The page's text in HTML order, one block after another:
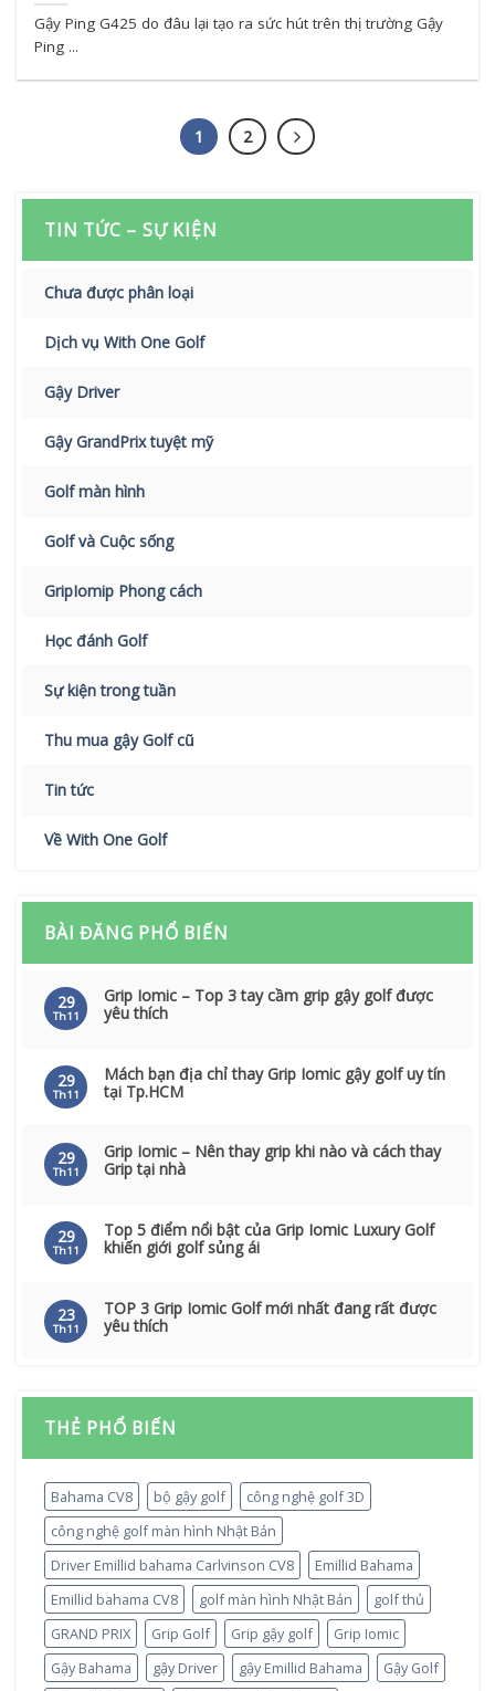
Gậy Ping G425 do đâu lại tạo ra sức hút trên thị trường Gậy
Ping ...
1 2
TIN TỨC – SỰ KIỆN
Chưa được phân loại
Dịch vụ With One Golf
Gậy Driver
Gậy GrandPrix tuyệt mỹ
Golf màn hình
Golf và Cuộc sống
GripIomip Phong cách
Học đánh Golf
Sự kiện trong tuần
Thu mua gậy Golf cũ
Tin tức
Về With One Golf
BÀI ĐĂNG PHỔ BIẾN
29
Th11
Grip Iomic – Top 3 tay cầm grip gậy golf được
yêu thích
29
Th11
Mách bạn địa chỉ thay Grip Iomic gậy golf uy tín
tại Tp.HCM
29
Th11
Grip Iomic – Nên thay grip khi nào và cách thay
Grip tại nhà
29
Th11
Top 5 điểm nổi bật của Grip Iomic Luxury Golf
khiến giới golf sủng ái
23
Th11
TOP 3 Grip Iomic Golf mới nhất đang rất được
yêu thích
THẺ PHỔ BIẾN
Bahama CV8 bộ gậy golf
công nghệ golf 3D
công nghệ golf màn hình Nhật Bản
Driver Emillid bahama Carlvinson CV8
Emillid Bahama
Emillid bahama CV8
golf màn hình Nhật Bản
golf thủ
GRAND PRIX
Grip Golf Grip gậy golf
Grip Iomic
Gậy Bahama
gậy Driver gậy Emillid Bahama
Gậy Golf